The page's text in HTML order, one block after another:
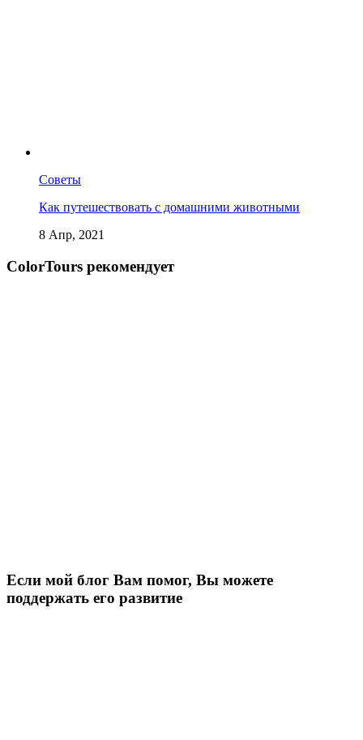
Советы
Как путешествовать с домашними животными
8 Апр, 2021
СolorTours рекомендует
Если мой блог Вам помог, Вы можете
поддержать его развитие